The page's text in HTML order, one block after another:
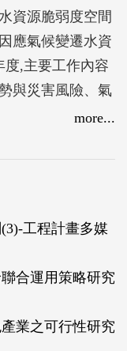
資源脆弱度空間
應氣候變遷水資
度,主要工作內容
與災害風險、氣
水資源強化策
more...
工程計畫多媒
合運用策略研究
業之可行性研究